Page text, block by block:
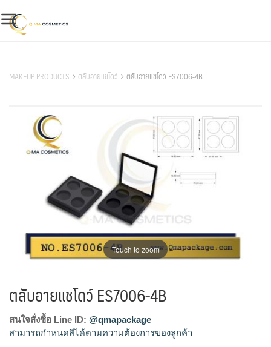
to
content
MAKEUP PRODUCTS ตลับอายแชโดว์ ตลับอายแชโดว์ ES7006-4B
Touch to zoom
ตลับอายแชโดว์ ES7006-4B
สนใจสั่งซื้อ Line ID: @qmapackage
สามารถกำหนดสีได้ตามความต้องการของลูกค้า